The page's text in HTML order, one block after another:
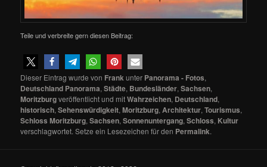
Teile und verbreite gern diesen Beitrag:
Dieser Eintrag wurde von Frankunter Panorama - Fotos,
Deutschland Panorama,Städte, Bundesländer,Sachsen,
Moritzburgveröffentlicht und mitWahrzeichen, Deutschland,
historisch,Sehenswürdigkeit,Moritzburg, Architektur,Tourismus,
Schloss Moritzburg,Sachsen,Sonnenuntergang,Schloss, Kultur
verschlagwortet. Setze ein Lesezeichen für den Permalink.